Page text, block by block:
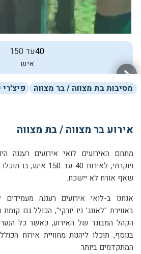
40עד 150
איש
מסיבות בת מצווה / בר מצווה
אירוע בר מצווה / בת מצווה
מתחם האירועים לואי אירועים רעננה
ויוקרתי, לאירוח 40 עד 150 איש
, בו
שאף אורח לא יישכח.
הקהל המבוגר של האירוע, כאשר כל
בנוסף, תוכלו ליהנות מחוויית אירוח
המתקדמים ביותר.